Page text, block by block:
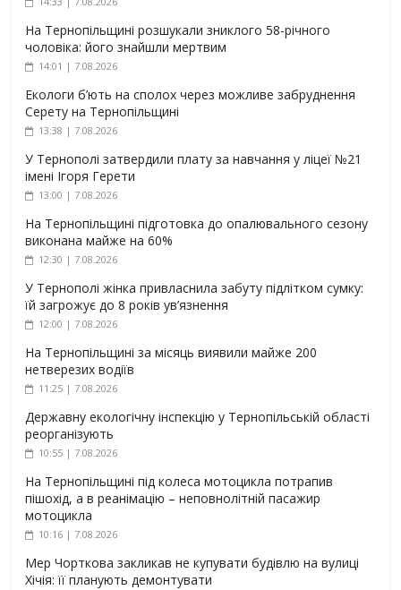
На Тернопільщині розшукали зниклого 58-річного
чоловіка: його знайшли мертвим
14:01 | 7.08.2026
Екологи б’ють на сполох через можливе забруднення
Серету на Тернопільщині
13:38 | 7.08.2026
У Тернополі затвердили плату за навчання у ліцеї №21
імені Ігоря Герети
13:00 | 7.08.2026
На Тернопільщині підготовка до опалювального сезону
виконана майже на 60%
12:30 | 7.08.2026
У Тернополі жінка привласнила забуту підлітком сумку:
їй загрожує до 8 років ув’язнення
12:00 | 7.08.2026
На Тернопільщині за місяць виявили майже 200
нетверезих водіїв
11:25 | 7.08.2026
Державну екологічну інспекцію у Тернопільській області
реорганізують
10:55 | 7.08.2026
На Тернопільщині під колеса мотоцикла потрапив
пішохід, а в реанімацію – неповнолітній пасажир
мотоцикла
10:16 | 7.08.2026
Мер Чорткова закликав не купувати будівлю на вулиці
Хічія: її планують демонтувати